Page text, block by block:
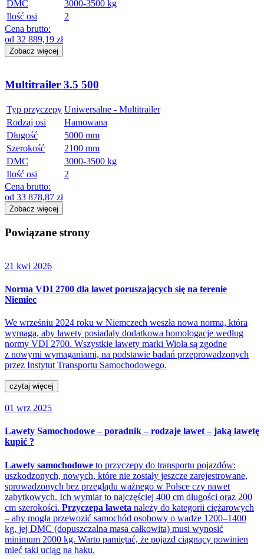
DMC
3000-3500 kg
Ilość osi
2
Cena brutto:
od 32 889,19 zł
Zobacz więcej
Multitrailer 3.5 500
Typ przyczepy Uniwersalne - Multitrailer
Rodzaj osi
Hamowana
Długość
5000 mm
Szerokość
2100 mm
DMC
3000-3500 kg
Ilość osi
2
Cena brutto:
od 33 878,87 zł
Zobacz więcej
Powiązane strony
21 kwi 2026
Norma VDI 2700 dla lawet poruszających się na terenie
Niemiec
We wrześniu 2024 roku w Niemczech weszła nowa norma, która
wymaga, aby lawety posiadały dodatkowa homologacje według
normy VDI 2700. Wszystkie lawety marki Wiola są zgodne
z nowymi wymaganiami, na podstawie badań przeprowadzonych
przez Instytut Transportu Samochodowego.
czytaj więcej
01 wrz 2025
Lawety Samochodowe – poradnik – rodzaje lawet – jaką lawetę
kupić ?
Lawety samochodowe to przyczepy do transportu pojazdów:
uszkodzonych, nowych, które nie zostały jeszcze zarejestrowane,
sprowadzonych bez przeglądu ważnego w Polsce czy nawet
zabytkowych. Ich wymiar to najczęściej 400 cm długości oraz 200
cm szerokości. Przyczepa laweta należy do kategorii ciężarowych
– aby mogła przewozić samochód osobowy o wadze 1200–1400
kg, jej DMC (dopuszczalna masa całkowita) musi wynosić
minimum 2000 kg. Warto pamiętać, że pojazd ciągnący powinien
mieć taki uciąg na haku.